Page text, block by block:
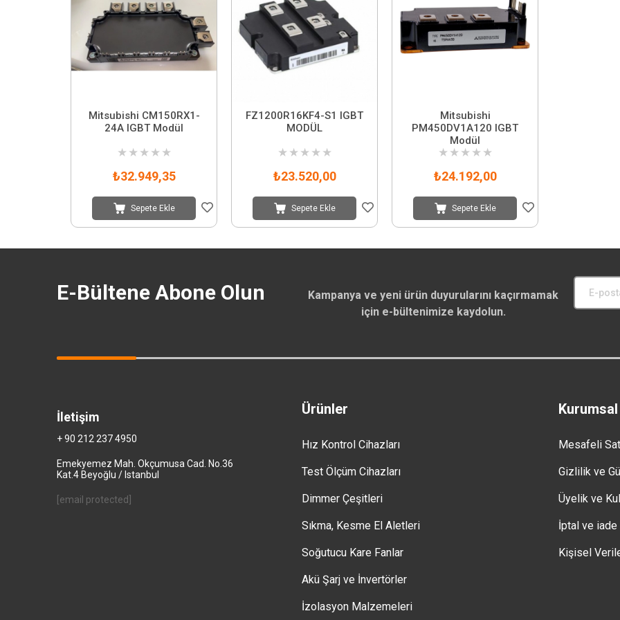
Mitsubishi CM150RX1-
24A IGBT Modül
★ ★ ★ ★ ★
₺32.949,35
Sepete Ekle
FZ1200R16KF4-S1 IGBT
MODÜL
★ ★ ★ ★ ★
₺23.520,00
Sepete Ekle
Mitsubishi
PM450DV1A120 IGBT
Modül
★ ★ ★ ★ ★
₺24.192,00
Sepete Ekle
E-Bültene Abone Olun
Kampanya ve yeni ürün duyurularını kaçırmamak
için e-bültenimize kaydolun.
Ürünler
Hız Kontrol Cihazları
Test Ölçüm Cihazları
Dimmer Çeşitleri
Sıkma, Kesme El Aletleri
Soğutucu Kare Fanlar
Akü Şarj ve İnvertörler
İzolasyon Malzemeleri
Kurumsal
Mesafeli
Gizlilik ve
Üyelik ve
İptal ve iade
Kişisel
İletişim
+ 90 212 237 4950
Emekyemez Mah. Okçumusa Cad. No.36
Kat.4 Beyoğlu / Istanbul
[email protected]